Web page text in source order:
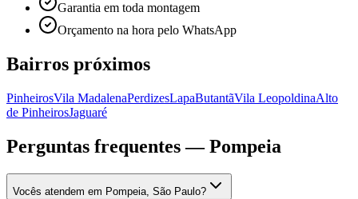
Garantia em toda montagem
Orçamento na hora pelo WhatsApp
Bairros próximos
PinheirosVila MadalenaPerdizesLapaButantãVila LeopoldinaAlto
de PinheirosJaguaré
Perguntas frequentes —Pompeia
Vocês atendem em Pompeia, São Paulo?